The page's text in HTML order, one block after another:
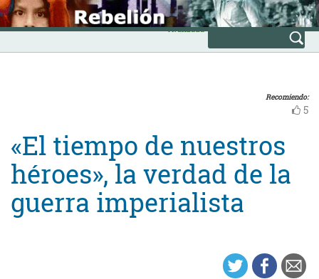
Skip
to
content
INICIO
Avanzada
Recomiendo:
5
«El tiempo de nuestros
héroes», la verdad de la
guerra imperialista